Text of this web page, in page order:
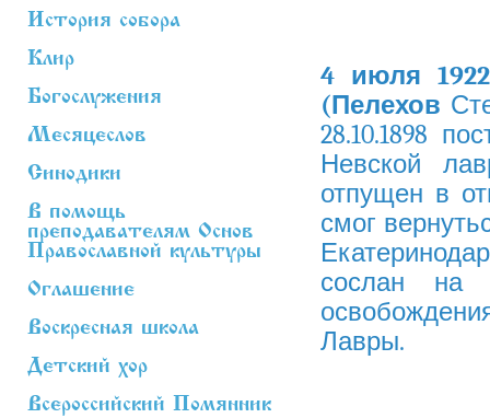
История собора
Клир
Богослужения
Месяцеслов
Синодики
В помощь
преподавателям Основ
Православной культуры
Оглашение
Воскресная школа
Детский хор
Всероссийский Помянник
4 июля
(Пелехов
28.10.1898
Невской
отпущен в
смог
сослан
Лавры.